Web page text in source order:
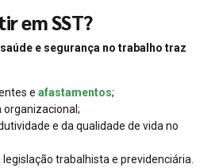
em SST?
e segurança no trabalho traz
e afastamentos;
organizacional;
e da qualidade de vida no
trabalhista e previdenciária.